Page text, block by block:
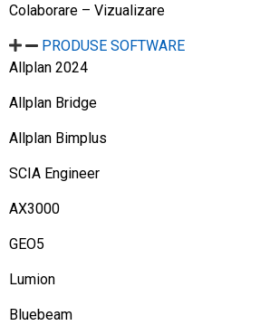
Colaborare – Vizualizare
PRODUSE SOFTWARE
Allplan 2024
Allplan Bridge
Allplan Bimplus
SCIA Engineer
AX3000
GEO5
Lumion
Bluebeam